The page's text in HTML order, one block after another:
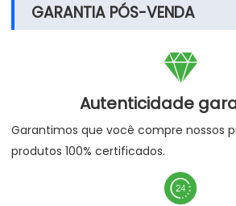
GARANTIA PÓS-VENDA

Autenticidade
Garantimos que você compre nossos
produtos 100% certificados.
